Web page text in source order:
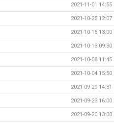
2021-11-01 14:55
2021-10-25 12:07
2021-10-15 13:00
2021-10-13 09:30
2021-10-08 11:45
2021-10-04 15:50
2021-09-29 14:31
2021-09-23 16:00
2021-09-20 13:00